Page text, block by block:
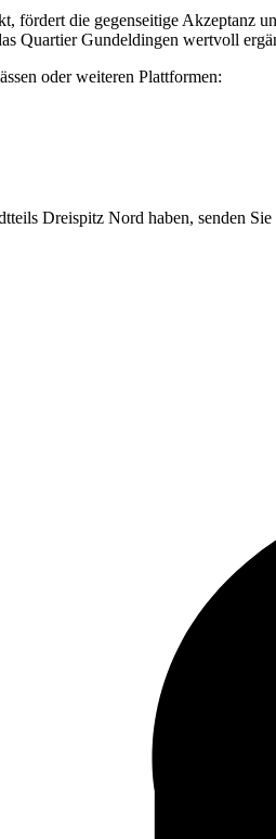
fördert die gegenseitige
Quartier Gundeldingen wertvoll
oder weiteren Plattformen:
Dreispitz Nord haben, senden